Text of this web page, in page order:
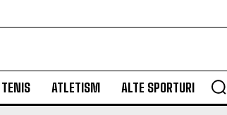
TENIS ATLETISM ALTE SPORTURI